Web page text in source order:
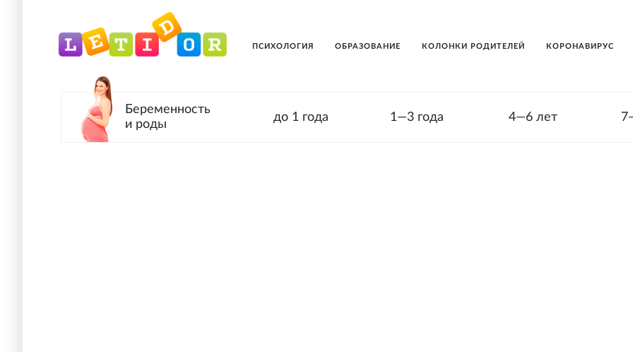
ПСИХОЛОГИЯ ОБРАЗОВАНИЕ КОЛОНКИ РОДИТЕЛЕЙ КОРОНАВИРУС
Беременность
и роды
до 1 года 1—3 года 4—6 лет